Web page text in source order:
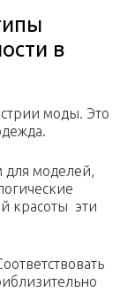
в
моды. Это
моделей,
красоты эти